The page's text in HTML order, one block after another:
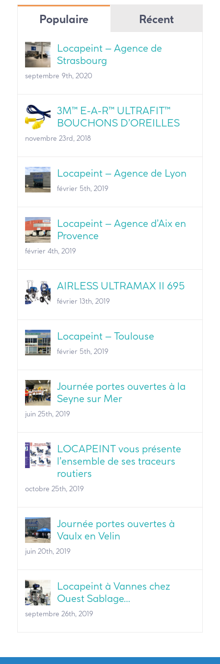
Populaire Récent
Locapeint – Agence de
Strasbourg
septembre 9th, 2020
3M™ E-A-R™ ULTRAFIT™
BOUCHONS D’OREILLES
novembre 23rd, 2018
Locapeint – Agence de Lyon
février 5th, 2019
Locapeint – Agence d’Aix en
Provence
février 4th, 2019
AIRLESS ULTRAMAX II 695
février 13th, 2019
Locapeint – Toulouse
février 5th, 2019
Journée portes ouvertes à la
Seyne sur Mer
juin 25th, 2019
LOCAPEINT vous présente
l’ensemble de ses traceurs
routiers
octobre 25th, 2019
Journée portes ouvertes à
Vaulx en Velin
juin 20th, 2019
Locapeint à Vannes chez
Ouest Sablage…
septembre 26th, 2019